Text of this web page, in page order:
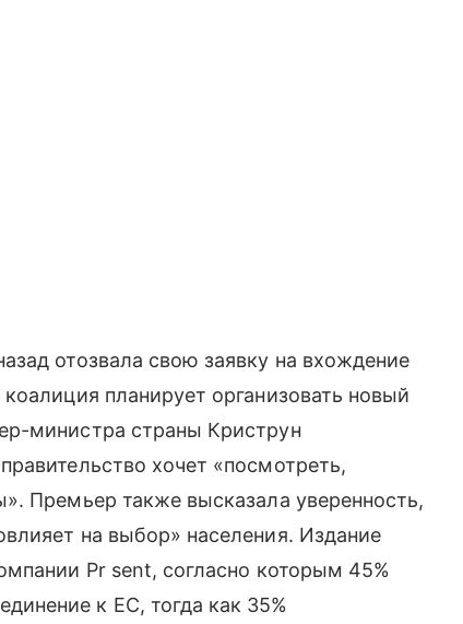
отозвала свою заявку на вхождение
планирует организовать новый
министра страны Криструн
хочет «посмотреть,
Премьер также высказала уверенность,
на выбор» населения. Издание
Pr sent, согласно которым 45%
к ЕС, тогда как 35%